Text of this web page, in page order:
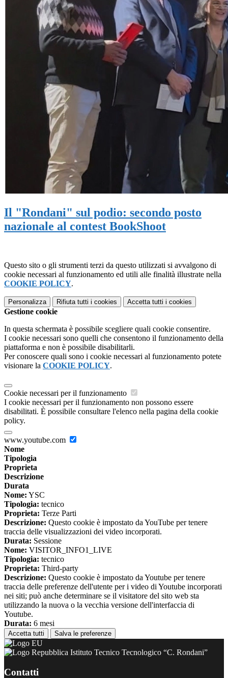
Il "Rondani" sul podio: secondo posto
nazionale al contest BookShoot
Questo sito o gli strumenti terzi da questo utilizzati si avvalgono di
cookie necessari al funzionamento ed utili alle finalità illustrate nella
COOKIE POLICY.
Personalizza Rifiuta tutti i cookies Accetta tutti i cookies
Gestione cookie
In questa schermata è possibile scegliere quali cookie consentire.
I cookie necessari sono quelli che consentono il funzionamento della
piattaforma e non è possibile disabilitarli.
Per conoscere quali sono i cookie necessari al funzionamento potete
visionare la COOKIE POLICY.
Cookie necessari per il funzionamento
I cookie necessari per il funzionamento non possono essere
disabilitati. È possibile consultare l'elenco nella pagina della cookie
policy.
www.youtube.com
Nome
Tipologia
Proprieta
Descrizione
Durata
Nome: YSC
Tipologia: tecnico
Proprieta: Terze Parti
Descrizione: Questo cookie è impostato da YouTube per tenere
traccia delle visualizzazioni dei video incorporati.
Durata: Sessione
Nome: VISITOR_INFO1_LIVE
Tipologia: tecnico
Proprieta: Third-party
Descrizione: Questo cookie è impostato da Youtube per tenere
traccia delle preferenze dell'utente per i video di Youtube incorporati
nei siti; può anche determinare se il visitatore del sito web sta
utilizzando la nuova o la vecchia versione dell'interfaccia di
Youtube.
Durata: 6 mesi
Accetta tutti Salva le preferenze
Istituto Tecnico Tecnologico “C. Rondani”
Contatti